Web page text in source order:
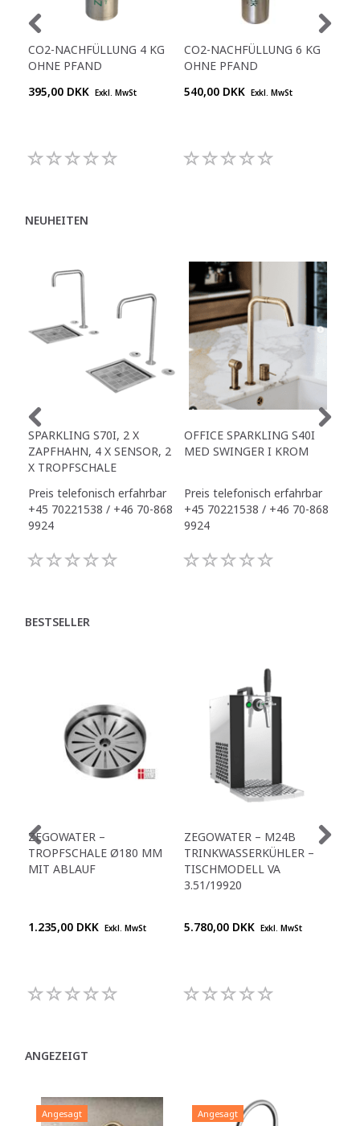
CO2-NACHFÜLLUNG 4 KG
OHNE PFAND
395,00 DKK Exkl. MwSt
CO2-NACHFÜLLUNG 6 KG
OHNE PFAND
540,00 DKK Exkl. MwSt
NEUHEITEN
SPARKLING S70I, 2 X
ZAPFHAHN, 4 X SENSOR, 2
X TROPFSCHALE
Preis telefonisch erfahrbar
+45 70221538 / +46 70-868
9924
OFFICE SPARKLING S40I
MED SWINGER I KROM
Preis telefonisch erfahrbar
+45 70221538 / +46 70-868
9924
BESTSELLER
ZEGOWATER –
TROPFSCHALE Ø180 MM
MIT ABLAUF
1.235,00 DKK Exkl. MwSt
ZEGOWATER – M24B
TRINKWASSERKÜHLER –
TISCHMODELL VA
3.51/19920
5.780,00 DKK Exkl. MwSt
ANGEZEIGT
Angesagt Angesagt